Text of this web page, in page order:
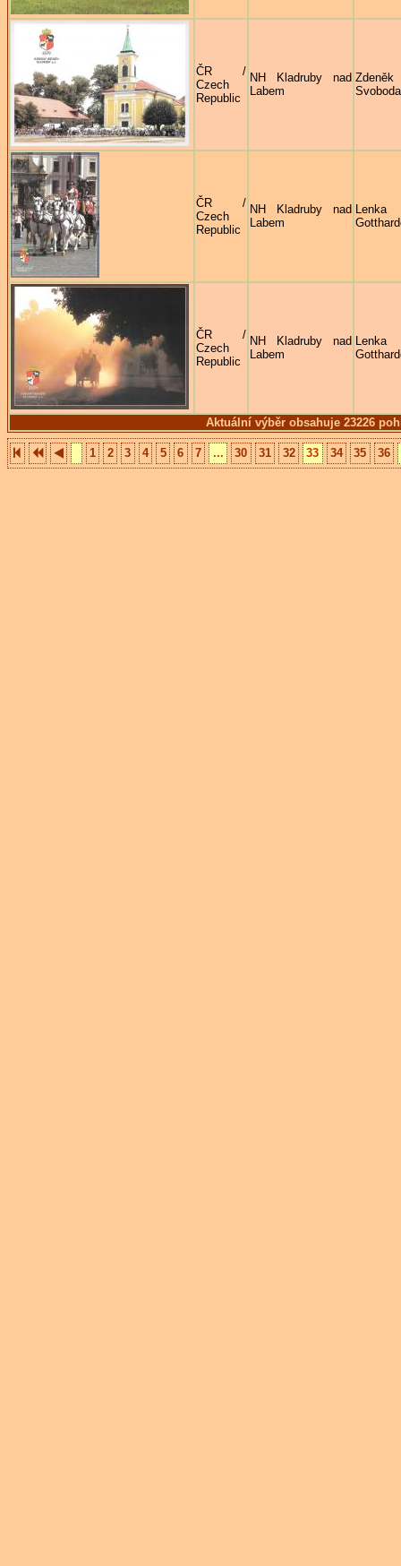
Aktuální výběr obsahuje 23226
ČR /
Czech
Republic
NH Kladruby nad
Labem
Zdeněk
Svoboda
ČR /
Czech
Republic
NH Kladruby nad
Labem
Lenka
ČR /
Czech
Republic
NH Kladruby nad
Labem
Lenka
1 2 3 4 5 6 7 ... 30 31 32 33 34 35 36